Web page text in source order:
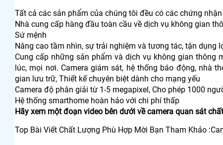
Tất cả các sản phẩm của chúng tôi đều có các chứng nhận
Nhà cung cấp hàng đầu toàn cầu về dịch vụ không gian
Sứ mệnh
Nâng cao tầm nhìn, sự trải nghiệm và tương tác, tận dụng
Cung cấp những sản phẩm và dịch vụ không gian thông
lúc, mọi nơi. Camera giám sát, hệ thống báo động, nhà
gian lưu trữ, Thiết kế chuyên biệt dành cho mạng yếu
Camera độ phân giải từ 1-5 megapixel, Cho phép 1000
Hệ thống smarthome hoàn hảo với chi phí thấp
Hãy xem một đoạn video bên dưới về camera quan sát
Top Bài Viết Chất Lượng Phù Hợp Mời Bạn Tham Khảo